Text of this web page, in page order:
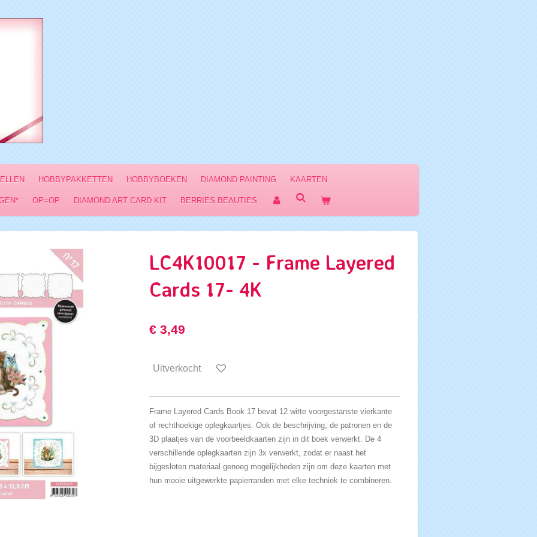
HOBBYPAKKETTEN HOBBYBOEKEN DIAMOND PAINTING KAARTEN
OP=OP DIAMOND ART CARD KIT BERRIES BEAUTIES
LC4K10017 - Frame Layered
Cards 17- 4K
€ 3,49
Uitverkocht
Frame Layered Cards Book 17 bevat 12 witte voorgestanste vierkante
of rechthoekige oplegkaartjes. Ook de beschrijving, de patronen en de
3D plaatjes van de voorbeeldkaarten zijn in dit boek verwerkt. De 4
verschillende oplegkaarten zijn 3x verwerkt, zodat er naast het
bijgesloten materiaal genoeg mogelijkheden zijn om deze kaarten met
hun mooie uitgewerkte papierranden met elke techniek te combineren.